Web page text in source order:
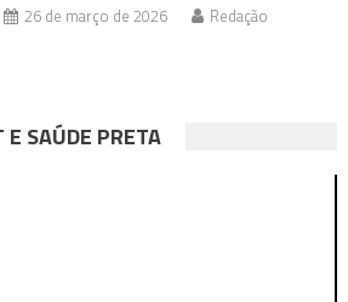
26 de março de 2026 Redação
E SAÚDE PRETA